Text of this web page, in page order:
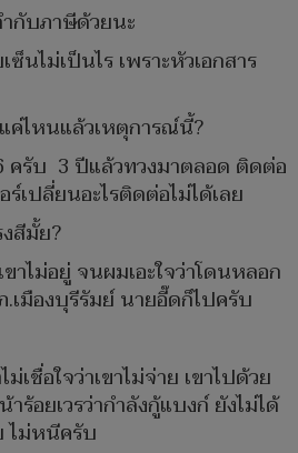
กับภาษีด้วยนะ
นไม่เป็นไร เพราะหัวเอกสาร
ค่ไหนแล้วเหตุการณ์นี้?
ครับ 3 ปีแล้วทวงมาตลอด ติดต่อ
ร์เปลี่ยนอะไรติดต่อไม่ได้เลย
สีมั้ย?
าไม่อยู่ จนผมเอะใจว่าโดนหลอก
.เมืองบุรีรัมย์ นายอี๊ดก็ไปครับ
เชื่อใจว่าเขาไม่จ่าย เขาไปด้วย
ร้อยเวรว่ากำลังกู้แบงก์ ยังไม่ได้
ไม่หนีครับ